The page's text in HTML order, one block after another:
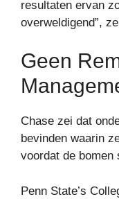
resultaten ervan
overweldigend”,
Geen
Chase zei dat
bevinden waarin
voordat de bomen
Penn State’s